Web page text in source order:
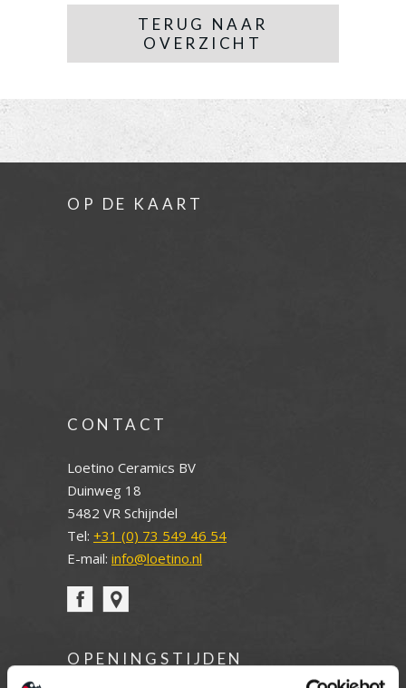
TERUG NAAR
OVERZICHT
OP DE KAART
CONTACT
Loetino Ceramics BV
Duinweg 18
5482 VR Schijndel
Tel: +31 (0) 73 549 46 54
E-mail: info@loetino.nl
OPENINGSTIJDEN